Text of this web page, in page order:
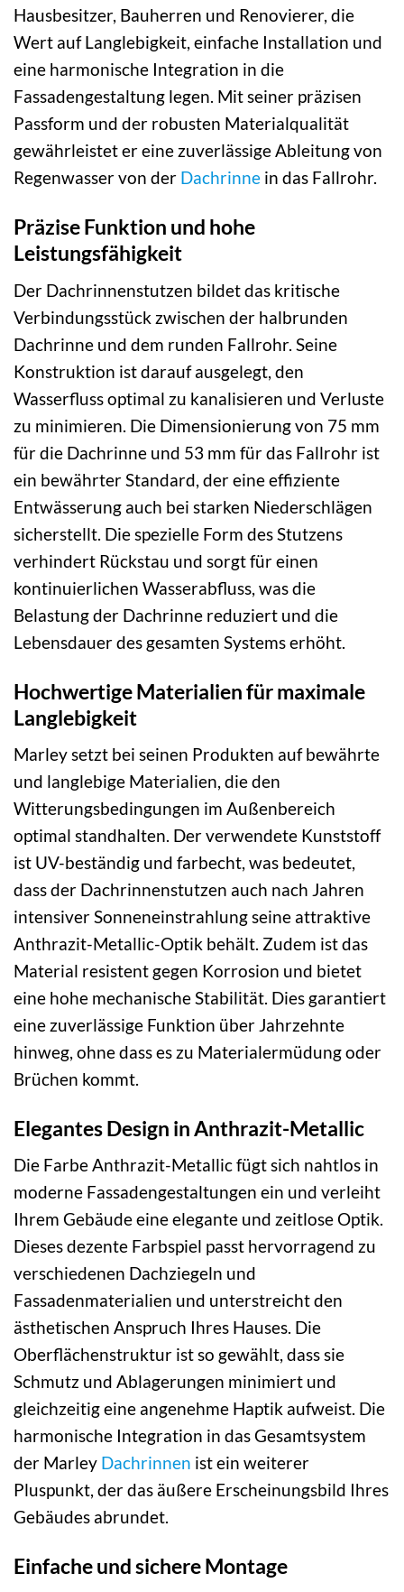
Hausbesitzer, Bauherren und Renovierer, die
Wert auf Langlebigkeit, einfache Installation und
eine harmonische Integration in die
Fassadengestaltung legen. Mit seiner präzisen
Passform und der robusten Materialqualität
gewährleistet er eine zuverlässige Ableitung von
Regenwasser von der Dachrinne in das Fallrohr.
Präzise Funktion und hohe
Leistungsfähigkeit
Der Dachrinnenstutzen bildet das kritische
Verbindungsstück zwischen der halbrunden
Dachrinne und dem runden Fallrohr. Seine
Konstruktion ist darauf ausgelegt, den
Wasserfluss optimal zu kanalisieren und Verluste
zu minimieren. Die Dimensionierung von 75 mm
für die Dachrinne und 53 mm für das Fallrohr ist
ein bewährter Standard, der eine effiziente
Entwässerung auch bei starken Niederschlägen
sicherstellt. Die spezielle Form des Stutzens
verhindert Rückstau und sorgt für einen
kontinuierlichen Wasserabfluss, was die
Belastung der Dachrinne reduziert und die
Lebensdauer des gesamten Systems erhöht.
Hochwertige Materialien für maximale
Langlebigkeit
Marley setzt bei seinen Produkten auf bewährte
und langlebige Materialien, die den
Witterungsbedingungen im Außenbereich
optimal standhalten. Der verwendete Kunststoff
ist UV-beständig und farbecht, was bedeutet,
dass der Dachrinnenstutzen auch nach Jahren
intensiver Sonneneinstrahlung seine attraktive
Anthrazit-Metallic-Optik behält. Zudem ist das
Material resistent gegen Korrosion und bietet
eine hohe mechanische Stabilität. Dies garantiert
eine zuverlässige Funktion über Jahrzehnte
hinweg, ohne dass es zu Materialermüdung oder
Brüchen kommt.
Elegantes Design in Anthrazit-Metallic
Die Farbe Anthrazit-Metallic fügt sich nahtlos in
moderne Fassadengestaltungen ein und verleiht
Ihrem Gebäude eine elegante und zeitlose Optik.
Dieses dezente Farbspiel passt hervorragend zu
verschiedenen Dachziegeln und
Fassadenmaterialien und unterstreicht den
ästhetischen Anspruch Ihres Hauses. Die
Oberflächenstruktur ist so gewählt, dass sie
Schmutz und Ablagerungen minimiert und
gleichzeitig eine angenehme Haptik aufweist. Die
harmonische Integration in das Gesamtsystem
der Marley Dachrinnen ist ein weiterer
Pluspunkt, der das äußere Erscheinungsbild Ihres
Gebäudes abrundet.
Einfache und sichere Montage